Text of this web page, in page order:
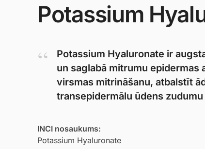
Potassium
Potassium Hyaluronate ir
un saglabā mitrumu epidermas
virsmas mitrināšanu, atbalstīt
transepidermālu ūdens zudumu
INCI nosaukums:
Potassium Hyaluronate